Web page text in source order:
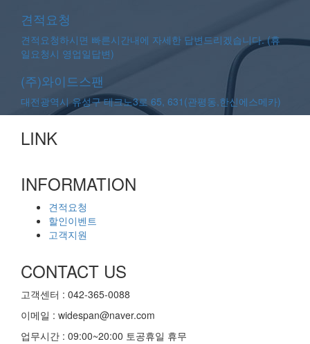
견적요청
견적요청하시면 빠른시간내에 자세한 답변드리겠습니다. (휴
일요청시 영업일답변)
(주)와이드스팬
대전광역시 유성구 테크노3로 65, 631(관평동,한신에스메카)
LINK
INFORMATION
견적요청
할인이벤트
고객지원
CONTACT US
고객센터 : 042-365-0088
이메일 : widespan@naver.com
업무시간 : 09:00~20:00 토공휴일 휴무